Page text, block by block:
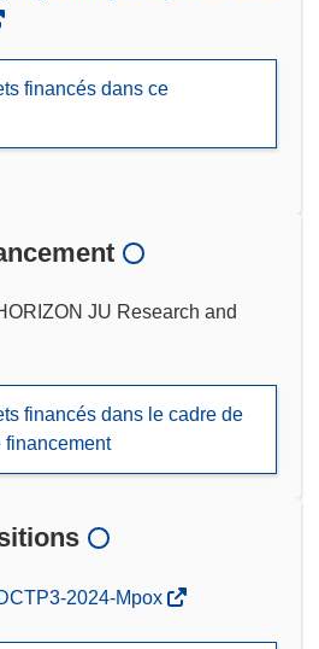
financés dans ce
JU Research and
financés dans le cadre de
financement
2024-Mpox